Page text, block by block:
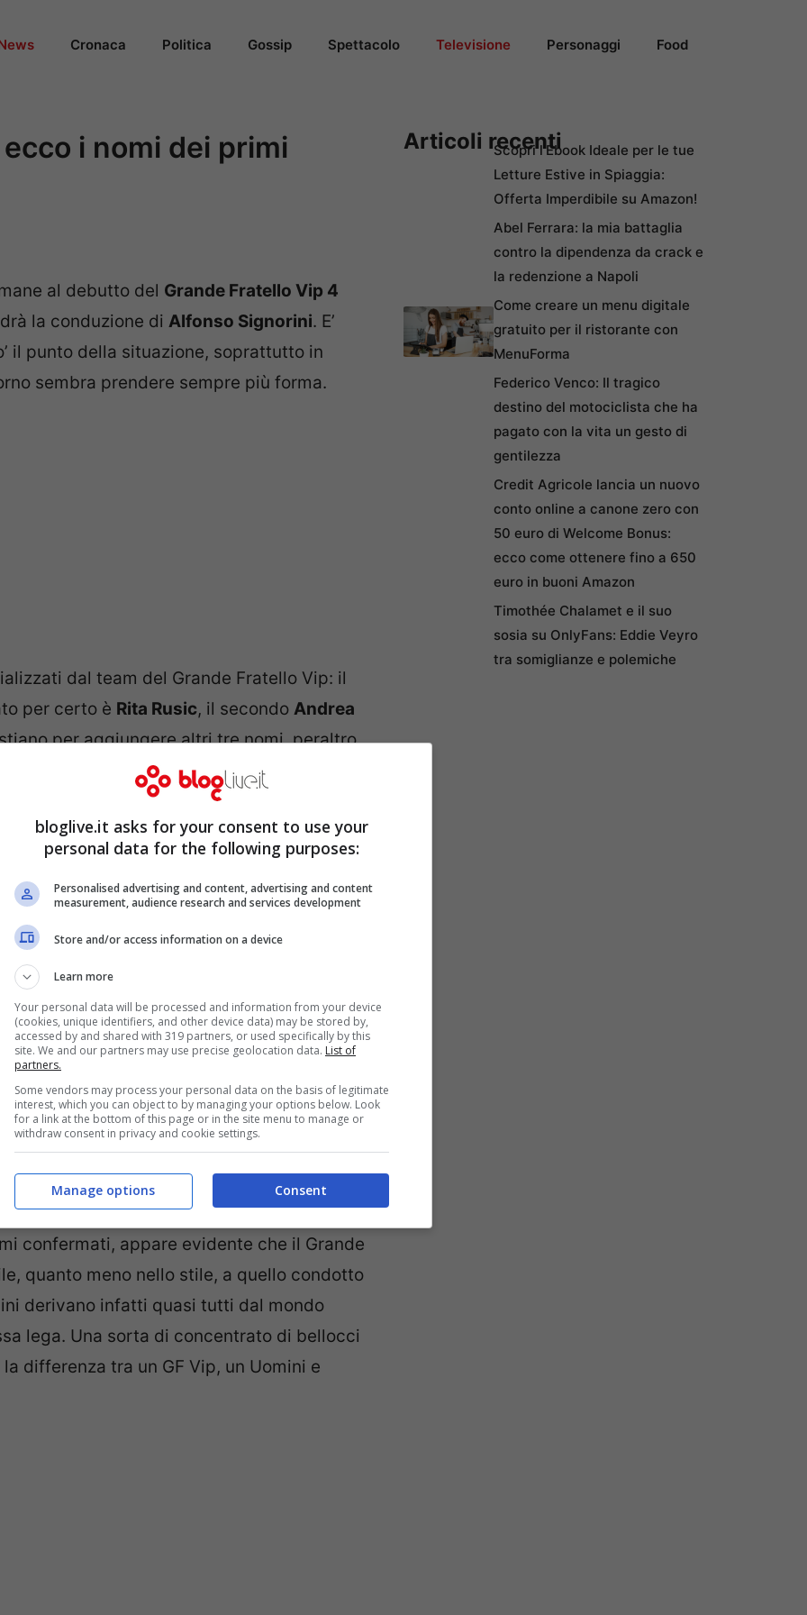
Cronaca Politica Gossip Spettacolo Televisione Personaggi Food
i nomi dei primi
al debutto del Grande Fratello Vip 4
la conduzione di Alfonso Signorini. E’
il punto della situazione, soprattutto in
sembra prendere sempre più forma.
dal team del Grande Fratello Vip: il
per certo è Rita Rusic, il secondo Andrea
per aggiungere altri tre nomi, peraltro
durante un intervento fatto nel
Isoradio, ha confermato che al reality
,Paola Di Benedettoe Clizia Incorvaia.
Antonio Zequila, Antonella Elia,
Certa invece la non presenza di
ha gentilmente declinato l’invito.
confermati, appare evidente che il Grande
quanto meno nello stile, a quello condotto
derivano infatti quasi tutti dal mondo
lega. Una sorta di concentrato di bellocci
differenza tra un GF Vip, un Uomini e
Articoli recentiScopri l’Ebook Ideale per le tue
Letture Estive in Spiaggia:
Offerta Imperdibile su Amazon!
Abel Ferrara: la mia battaglia
contro la dipendenza da crack e
la redenzione a Napoli
Come creare un menu digitale
gratuito per il ristorante con
MenuForma
Federico Venco: Il tragico
destino del motociclista che ha
pagato con la vita un gesto di
gentilezza
Credit Agricole lancia un nuovo
conto online a canone zero con
50 euro di Welcome Bonus:
ecco come ottenere fino a 650
euro in buoni Amazon
Timothée Chalamet e il suo
sosia su OnlyFans: Eddie Veyro
tra somiglianze e polemiche
bloglive.it asks for your consent to use your
personal data for the following purposes:
Personalised advertising and content, advertising and content
measurement, audience research and services development
Store and/or access information on a device
Learn more
Your personal data will be processed and information from your device
(cookies, unique identifiers, and other device data) may be stored by,
accessed by and shared with 319 partners, or used specifically by this
site. We and our partners may use precise geolocation data. List of
partners.
Some vendors may process your personal data on the basis of legitimate
interest, which you can object to by managing your options below. Look
for a link at the bottom of this page or in the site menu to manage or
withdraw consent in privacy and cookie settings.
Consent
Manage options